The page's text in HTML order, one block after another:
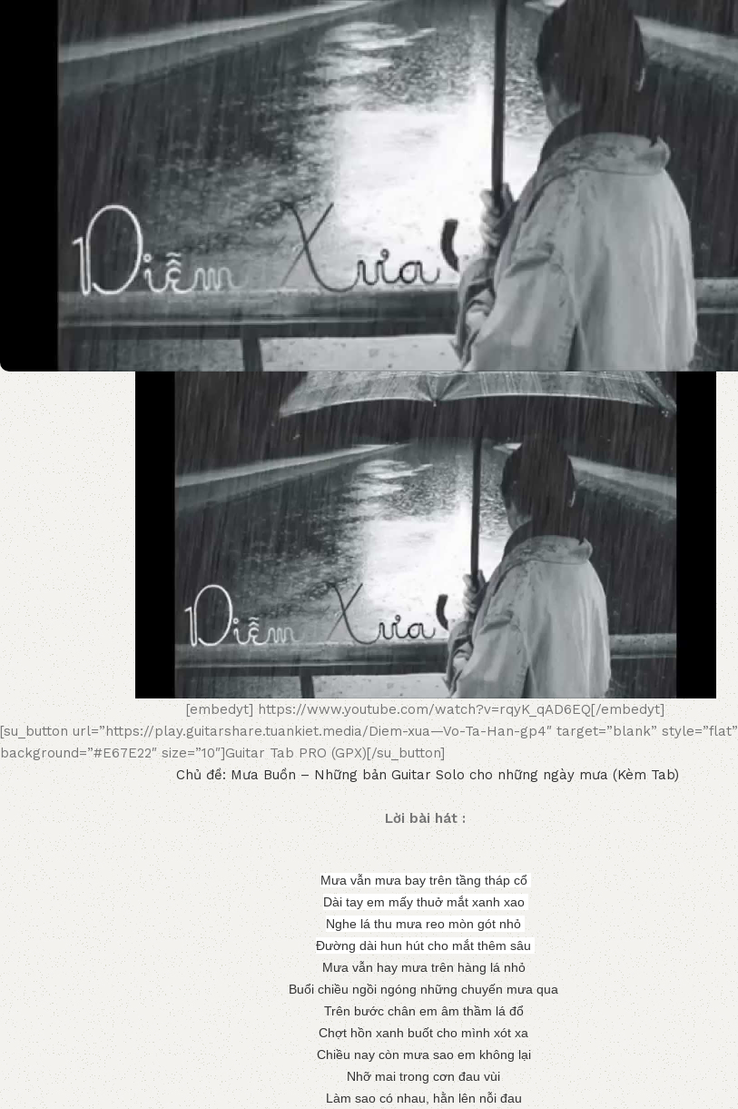
[embedyt] https://www.youtube.com/watch?v=rqyK_qAD6EQ[/embedyt]
[su_button url=”https://play.guitarshare.tuankiet.media/Diem-xua—Vo-Ta-Han-gp4″ target=”blank” style=”flat”
background=”#E67E22″ size=”10″]Guitar Tab PRO (GPX)[/su_button]
Chủ đề: Mưa Buồn – Những bản Guitar Solo cho những ngày mưa (Kèm Tab)
Lời bài hát :
Mưa vẫn mưa bay trên tầng tháp cổ
Dài tay em mấy thuở mắt xanh xao
Nghe lá thu mưa reo mòn gót nhỏ
Đường dài hun hút cho mắt thêm sâu
Mưa vẫn hay mưa trên hàng lá nhỏ
Buổi chiều ngồi ngóng những chuyến mưa qua
Trên bước chân em âm thầm lá đổ
Chợt hồn xanh buốt cho mình xót xa
Chiều nay còn mưa sao em không lại
Nhỡ mai trong cơn đau vùi
Làm sao có nhau, hằn lên nỗi đau